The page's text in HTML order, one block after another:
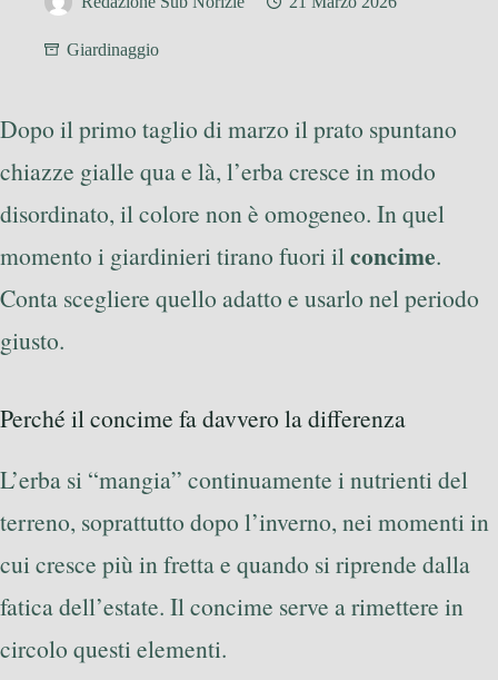
Giardinaggio
Dopo il primo taglio di marzo il prato spuntano
chiazze gialle qua e là, l’erba cresce in modo
disordinato, il colore non è omogeneo. In quel
momento i giardinieri tirano fuori ilconcime.
Conta scegliere quello adatto e usarlo nel periodo
giusto.
Perché il concime fa davvero la differenza
L’erba si “mangia” continuamente i nutrienti del
terreno, soprattutto dopo l’inverno, nei momenti in
cui cresce più in fretta e quando si riprende dalla
fatica dell’estate. Il concime serve a rimettere in
circolo questi elementi.